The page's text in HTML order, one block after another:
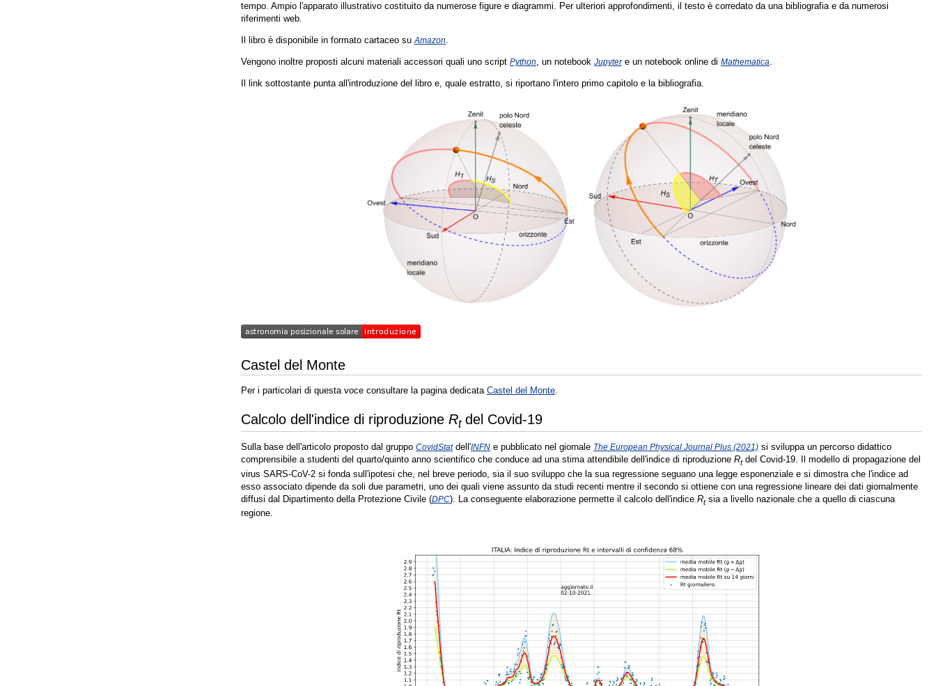
tempo. Ampio l'apparato illustrativo costituito da numerose figure e diagrammi. Per ulteriori approfondimenti, il testo è corredato da una bibliografia e da numerosi
riferimenti web.
Il libro è disponibile in formato cartaceo suAmazon.
Vengono inoltre proposti alcuni materiali accessori quali uno script Python, un notebook Jupytere un notebook online di Mathematica.
Il link sottostante punta all'introduzione del libro e, quale estratto, si riportano l'intero primo capitolo e la bibliografia.
astronomia posizionale solare
astronomia posizionale solare introduzione
introduzione
Castel del Monte
Per i particolari di questa voce consultare la pagina dedicata Castel del Monte
Calcolo dell'indice di riproduzione Rtdel Covid-19
Sulla base dell'articolo proposto dal gruppo CovidStatdell'INFN e pubblicato nel giornale The European Physical Journal Plus (2021) si sviluppa un percorso didattico
comprensibile a studenti del quarto/quinto anno scientifico che conduce ad una stima attendibile dell'indice di riproduzione Rtdel Covid-19. Il modello di propagazione del
virus SARS-CoV-2 si fonda sull'ipotesi che, nel breve periodo, sia il suo sviluppo che la sua regressione seguano una legge esponenziale e si dimostra che l'indice ad
esso associato dipende da soli due parametri, uno dei quali viene assunto da studi recenti mentre il secondo si ottiene con una regressione lineare dei dati giornalmente
diffusi dal Dipartimento della Protezione Civile (DPC). La conseguente elaborazione permette il calcolo dell'indice Rtsia a livello nazionale che a quello di ciascuna
regione.